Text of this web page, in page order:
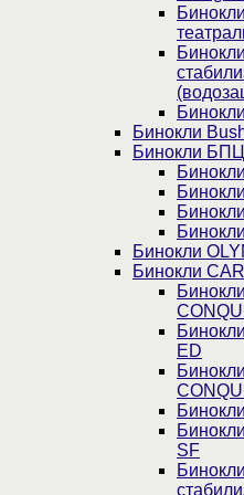
Бинокли
Бинокли
Бинокли
Бинокли
ED
SF